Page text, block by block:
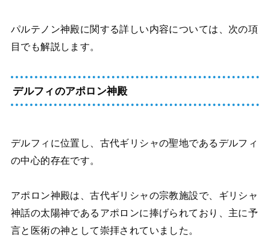
パルテノン神殿に関する詳しい内容については、次の項
目でも解説します。
デルフィのアポロン神殿
デルフィに位置し、古代ギリシャの聖地であるデルフィ
の中心的存在です。
アポロン神殿は、古代ギリシャの宗教施設で、ギリシャ
神話の太陽神であるアポロンに捧げられており、主に予
言と医術の神として崇拝されていました。